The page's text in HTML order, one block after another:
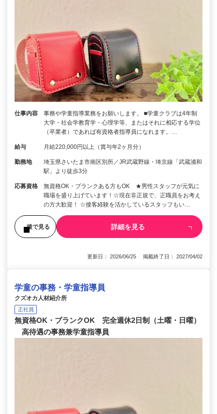
仕事内容
事務や学童指導業務をお願いします。 ■学童クラブは4年制
大学・社会学教育学・心理学等、またはそれに相応する学位
（卒業者）であれば有資格者指導員になれます。…
給与 月給220,000円以上（賞与年2ヶ月分）
勤務地
埼玉県さいたま市南区別所／JR武蔵野線・埼京線「武蔵浦和
駅」より徒歩3分
応募資格
無資格OK・ブランクある方もOK ★男性スタッフが元気に
職場を盛り上げています！☆現在非正規で、正職員をお考え
の方大歓迎！ ☆接客経験を活かしているスタッフもい…
後で見る 詳細を見る
更新日： 2026/06/25 掲載終了日： 2027/04/02
学童の事務・学童指導員
クズオカ人材紹介所
正社員
無資格OK・ブランクOK 完全週休2日制（土曜・日曜）
高待遇の事務兼学童指導員